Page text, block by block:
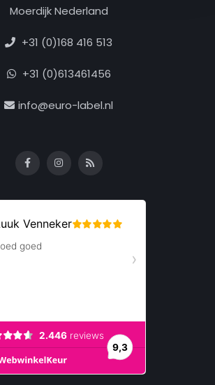
Moerdijk Nederland
+31 (0)168 416 513
+31 (0)613461456
info@euro-label.nl